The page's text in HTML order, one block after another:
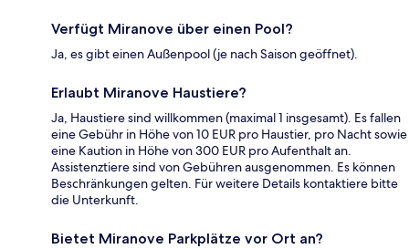
Verfügt Miranove über einen Pool?
Ja, es gibt einen Außenpool (je nach Saison geöffnet).
Erlaubt Miranove Haustiere?
Ja, Haustiere sind willkommen (maximal 1 insgesamt). Es fallen
eine Gebühr in Höhe von 10 EUR pro Haustier, pro Nacht sowie
eine Kaution in Höhe von 300 EUR pro Aufenthalt an.
Assistenztiere sind von Gebühren ausgenommen. Es können
Beschränkungen gelten. Für weitere Details kontaktiere bitte
die Unterkunft.
Bietet Miranove Parkplätze vor Ort an?